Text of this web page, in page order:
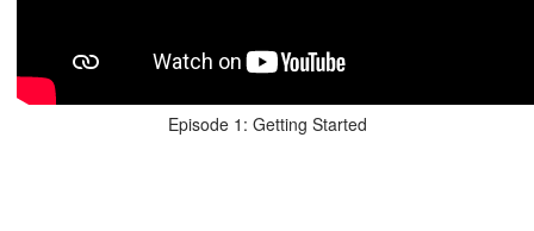
Episode 1: Getting Started